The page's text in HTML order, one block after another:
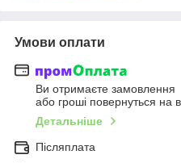
Умови оплати
Ви отримаєте замовлення
або гроші повернуться на
Детальніше
Післяплата